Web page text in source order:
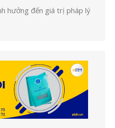
hưởng đến giá trị pháp lý